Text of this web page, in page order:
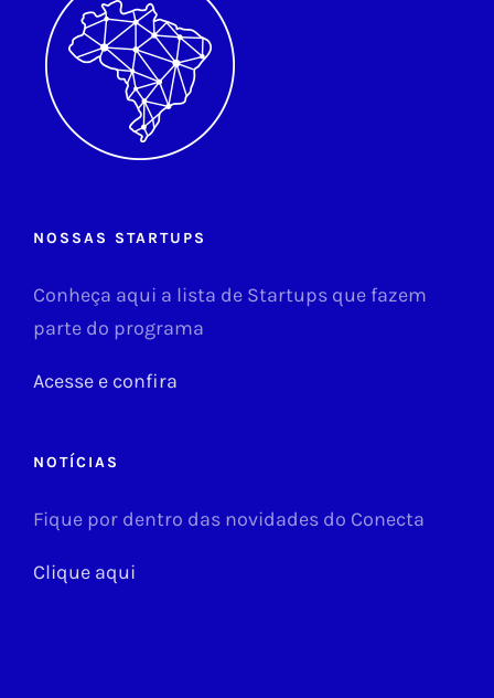
NOSSAS STARTUPS
Conheça aqui a lista de Startups que fazem
parte do programa
Acesse e confira
NOTÍCIAS
Fique por dentro das novidades do Conecta
Clique aqui